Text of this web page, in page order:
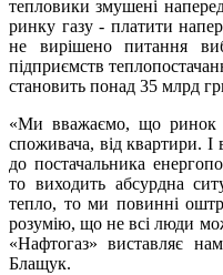
тепловики змушені
ринку газу - платити
не вирішено питання
підприємств
становить понад 35 млрд
«Ми вважаємо, що ринок
споживача, від квартири. І
до постачальника
то виходить абсурдна
тепло, то ми повинні
розумію, що не всі люди
«Нафтогаз» виставляє
Блащук.